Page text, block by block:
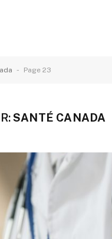
- Page 23
SANTÉ CANADA